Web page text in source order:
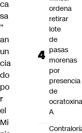
ca
sa
”
an
un
cia
do
po
r
el
Mi
ordena
retirar
lote
de
pasas
morenas
por
presencia
de
ocratoxina
A